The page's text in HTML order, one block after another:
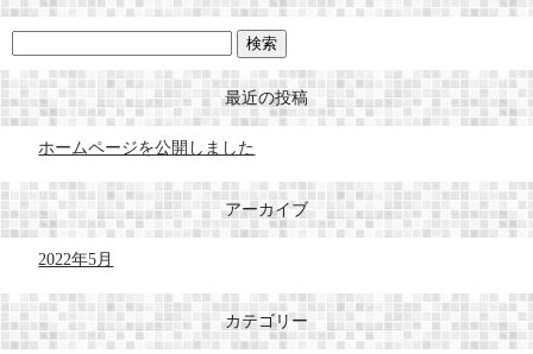
最近の投稿
ホームページを公開しました
アーカイブ
2022年5月
カテゴリー